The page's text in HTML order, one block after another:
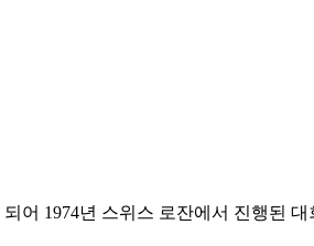
어 1974년 스위스 로잔에서 진행된